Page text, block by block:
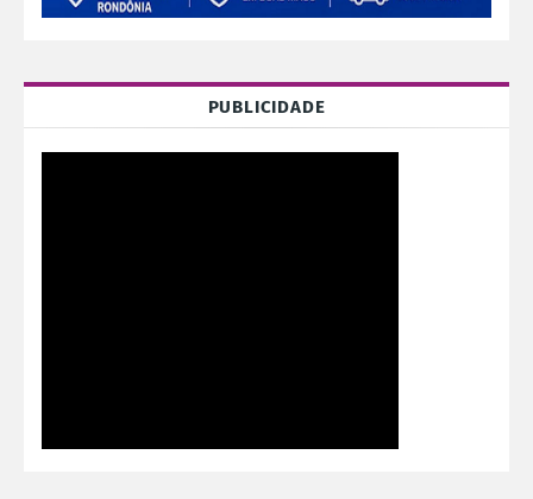
PUBLICIDADE